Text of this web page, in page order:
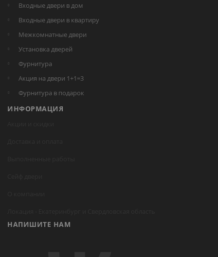
Входные двери в дом
Входные двери в квартиру
Межкомнатные двери
Установка дверей
Фурнитура
Акция на двери 1+1=3
Фурнитура в подарок
ИНФОРМАЦИЯ
НАПИШИТЕ НАМ